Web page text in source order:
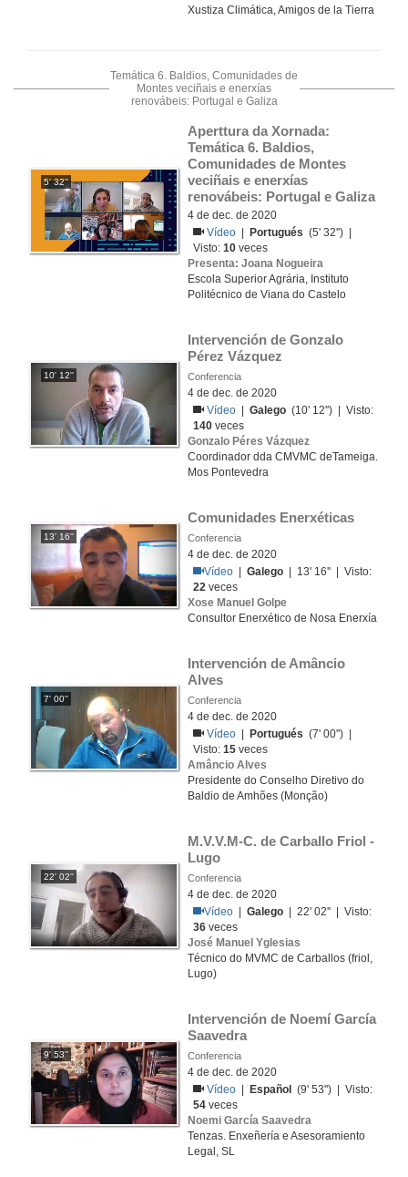
Xustiza Climática, Amigos de la Tierra
Temática 6. Baldios, Comunidades de
Montes veciñais e enerxías
renovábeis: Portugal e Galiza
5' 32''
Aperttura da Xornada:
Temática 6. Baldios,
Comunidades de Montes
veciñais e enerxías
renovábeis: Portugal e Galiza
4 de dec. de 2020
Vídeo
Portugués (5' 32'') |
Visto:10 veces
Presenta: Joana Nogueira
Escola Superior Agrária, Instituto
Politécnico de Viana do Castelo
10' 12''
Intervención de Gonzalo
Pérez Vázquez
Conferencia
4 de dec. de 2020
Vídeo
|Galego (10' 12'') | Visto:
140 veces
Gonzalo Péres Vázquez
Coordinador dda CMVMC deTameiga.
Mos Pontevedra
13' 16''
Comunidades Enerxéticas
Conferencia
4 de dec. de 2020
Vídeo |Galego | 13' 16'' | Visto:
22 veces
Xose Manuel Golpe
Consultor Enerxético de Nosa Enerxía
7' 00''
Intervención de Amâncio
Alves
Conferencia
4 de dec. de 2020
Vídeo
Portugués (7' 00'') |
Visto:15 veces
Amâncio Alves
Presidente do Conselho Diretivo do
Baldio de Amhões (Monção)
22' 02''
M.V.V.M-C. de Carballo Friol -
Lugo
Conferencia
4 de dec. de 2020
Vídeo |Galego | 22' 02'' | Visto:
36 veces
José Manuel Yglesias
Técnico do MVMC de Carballos (friol,
Lugo)
9' 53''
Intervención de Noemí García
Saavedra
Conferencia
4 de dec. de 2020
Vídeo
Español
(9' 53'') | Visto:
54 veces
Noemi García Saavedra
Tenzas. Enxeñería e Asesoramiento
Legal, SL